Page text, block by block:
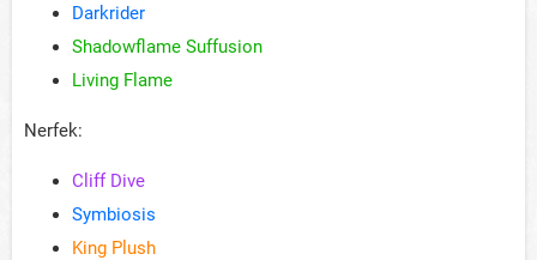
Darkrider
Shadowflame Suffusion
Living Flame
Nerfek:
Cliff Dive
Symbiosis
King Plush